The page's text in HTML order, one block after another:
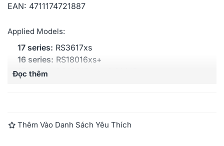
EAN: 4711174721887
Applied Models:
17 series: RS3617xs
16 series: RS18016xs+
15 series:
Đọc thêm
Thêm Vào Danh Sách Yêu Thích